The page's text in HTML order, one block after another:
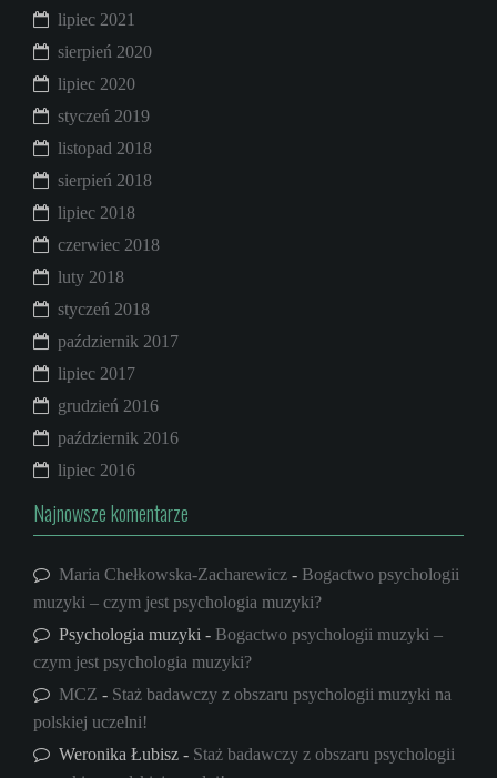
lipiec 2021
sierpień 2020
lipiec 2020
styczeń 2019
listopad 2018
sierpień 2018
lipiec 2018
czerwiec 2018
luty 2018
styczeń 2018
październik 2017
lipiec 2017
grudzień 2016
październik 2016
lipiec 2016
Najnowsze komentarze
Maria Chełkowska-Zacharewicz - Bogactwo psychologii
muzyki – czym jest psychologia muzyki?
Psychologia muzyki - Bogactwo psychologii muzyki –
czym jest psychologia muzyki?
MCZ - Staż badawczy z obszaru psychologii muzyki na
polskiej uczelni!
Weronika Łubisz - Staż badawczy z obszaru psychologii